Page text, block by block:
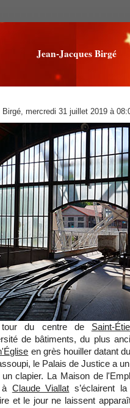
Jean-Jacques Birgé
Birgé, mercredi 31 juillet 2019 à
du centre de Saint-
de bâtiments, du plus
en grès houiller datant
le Palais de Justice a
clapier. La Maison de
Claude Viallat s’éclairent
et le jour ne laissent